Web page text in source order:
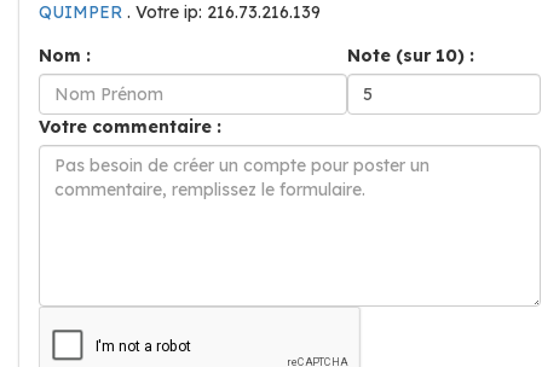
QUIMPER . Votre ip: 216.73.216.139
Nom :
Note (sur 10) :
Votre commentaire :